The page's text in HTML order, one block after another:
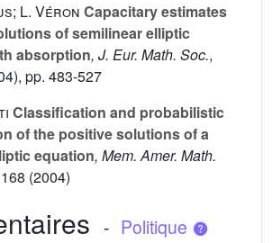
L. Véron Capacitary estimates
of semilinear elliptic
absorption, J. Eur. Math. Soc.,
pp. 483-527
Classification and probabilistic
of the positive solutions of a
equation, Mem. Amer. Math.
(2004)
- Politique